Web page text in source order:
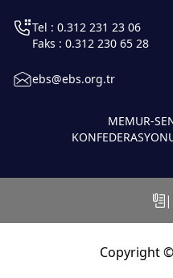
MEMUR-
Tel : 0.312 231 23 06
Faks : 0.312 230 65 28
ebs@ebs.org.tr
Copyright